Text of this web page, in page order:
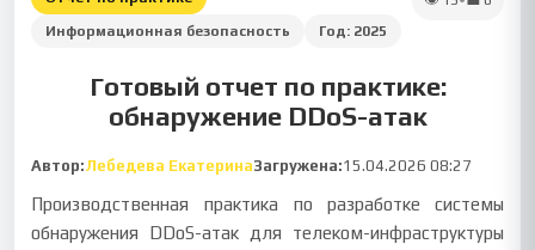
Информационная безопасность
Год: 2025
Готовый отчет по практике:
обнаружение DDoS-атак
Автор:Лебедева ЕкатеринаЗагружена:15.04.2026 08:27
Производственная практика по разработке системы
обнаружения DDoS-атак для телеком-инфраструктуры